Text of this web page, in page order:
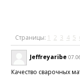
Страницы: 1 2 3 4 5
Jeffreyaribe
Качество сварочных